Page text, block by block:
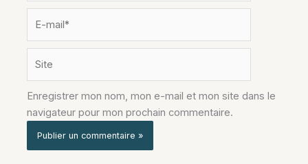
Enregistrer mon nom, mon e-mail et mon site dans le
navigateur pour mon prochain commentaire.